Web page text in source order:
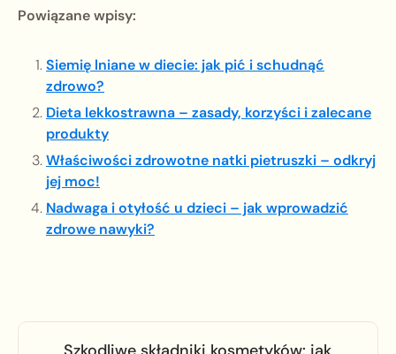
Powiązane wpisy:
Siemię lniane w diecie: jak pić i schudnąć
zdrowo?
Dieta lekkostrawna – zasady, korzyści i zalecane
produkty
Właściwości zdrowotne natki pietruszki – odkryj
jej moc!
Nadwaga i otyłość u dzieci – jak wprowadzić
zdrowe nawyki?